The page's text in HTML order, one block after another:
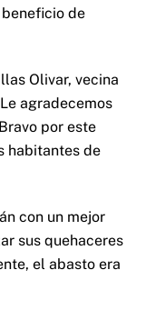
de
Olivar, vecina
agradecemos
por este
habitantes de
con un mejor
sus quehaceres
el abasto era